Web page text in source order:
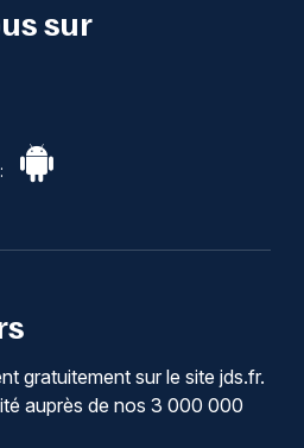
sur
gratuitement sur le site jds.fr.
auprès de nos 3 000 000